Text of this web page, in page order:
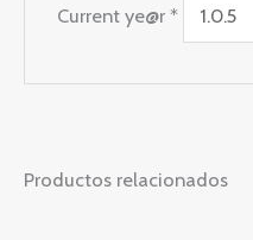
Current ye@r*
Productos relacionados